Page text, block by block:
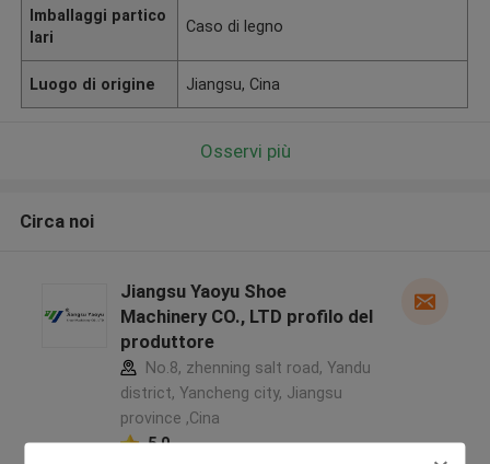
Imballaggi partico
lari
Caso di legno
Luogo di origine Jiangsu, Cina
Osservi più
Circa noi
Jiangsu Yaoyu Shoe
Machinery CO., LTD profilo del
produttore
No.8, zhenning salt road, Yandu
district, Yancheng city, Jiangsu
province ,Cina
5.0